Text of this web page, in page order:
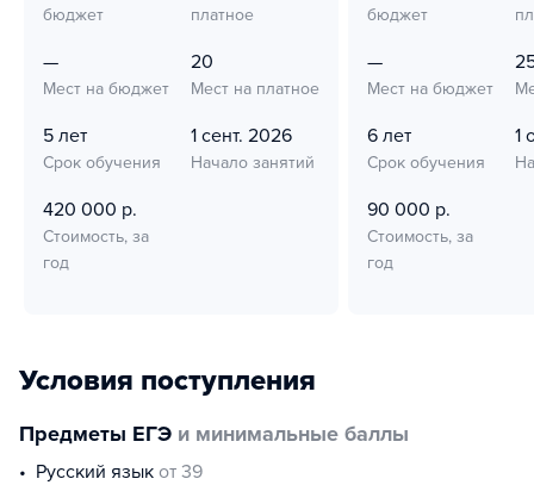
бюджет
платное
—
Мест на бюджет
20
Мест на платное
5 лет
Срок обучения
1 сент. 2026
Начало занятий
420 000 р.
Стоимость, за
год
бюджет
—
Мест на бюджет
6 лет
Срок обучения
1
90 000 р.
Стоимость, за
год
Условия поступления
Предметы ЕГЭ и минимальные баллы
русский язык от 39